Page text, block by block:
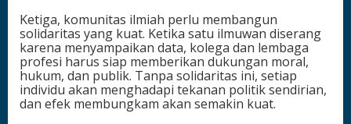
Ketiga, komunitas ilmiah perlu membangun
solidaritas yang kuat. Ketika satu ilmuwan diserang
karena menyampaikan data, kolega dan lembaga
profesi harus siap memberikan dukungan moral,
hukum, dan publik. Tanpa solidaritas ini, setiap
individu akan menghadapi tekanan politik sendirian,
dan efek membungkam akan semakin kuat.